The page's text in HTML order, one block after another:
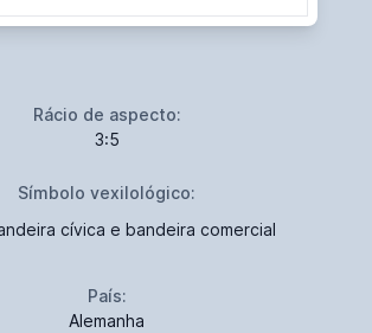
Rácio de aspecto:
3:5
Símbolo vexilológico:
cívica e bandeira comercial
País:
Alemanha